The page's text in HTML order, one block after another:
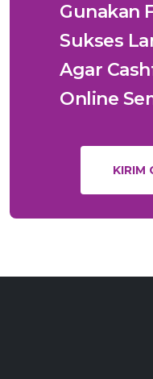
Gunakan
Sukses
Agar
Online
KIRIM